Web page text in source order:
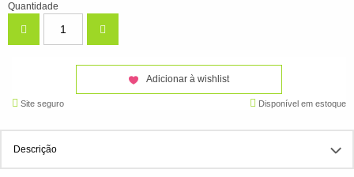
Quantidade
Adicionar à wishlist
Site seguro Disponível em estoque
Descrição